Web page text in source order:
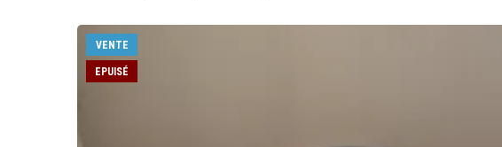
VENTE
EPUISÉ